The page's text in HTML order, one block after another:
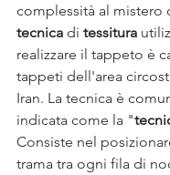
complessità al mistero
tecnica di tessitura
realizzare il tappeto è
tappeti dell'area
Iran. La tecnica è
indicata come la "
Consiste nel
trama tra ogni fila di